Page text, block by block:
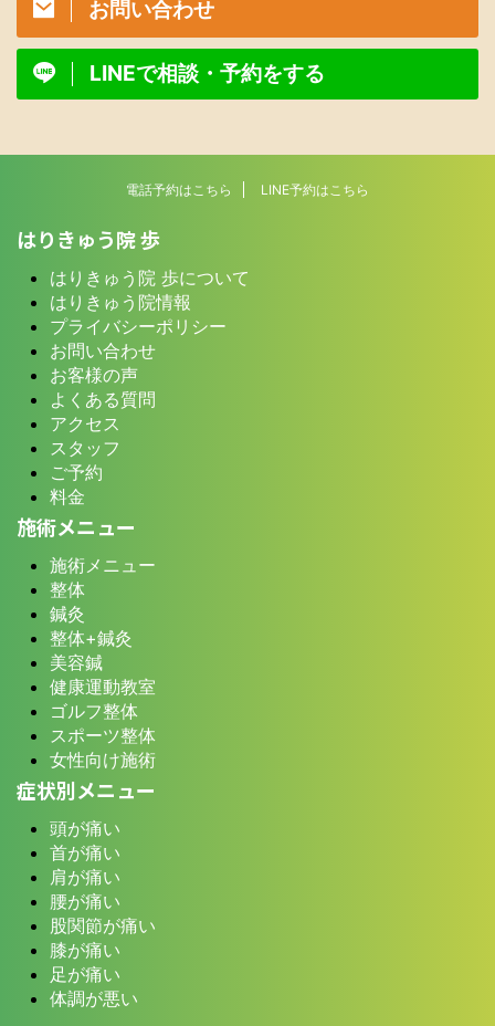
お問い合わせ
LINEで相談・予約をする
電話予約はこちら LINE予約はこちら
はりきゅう院 歩
はりきゅう院 歩について
はりきゅう院情報
プライバシーポリシー
お問い合わせ
お客様の声
よくある質問
アクセス
スタッフ
ご予約
料金
施術メニュー
施術メニュー
整体
鍼灸
整体+鍼灸
美容鍼
健康運動教室
ゴルフ整体
スポーツ整体
女性向け施術
症状別メニュー
頭が痛い
首が痛い
肩が痛い
腰が痛い
股関節が痛い
膝が痛い
足が痛い
体調が悪い